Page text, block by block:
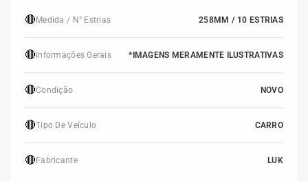
🔴 Medida / N° Estrias 258MM / 10 ESTRIAS
🔴 Informações Gerais *IMAGENS MERAMENTE ILUSTRATIVAS
🔴Condição NOVO
🔴Tipo De Veículo CARRO
🔴 Fabricante LUK